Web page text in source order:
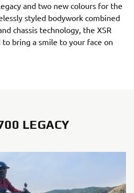
and two new colours for the
styled bodywork combined
chassis technology, the XSR
bring a smile to your face on
LEGACY